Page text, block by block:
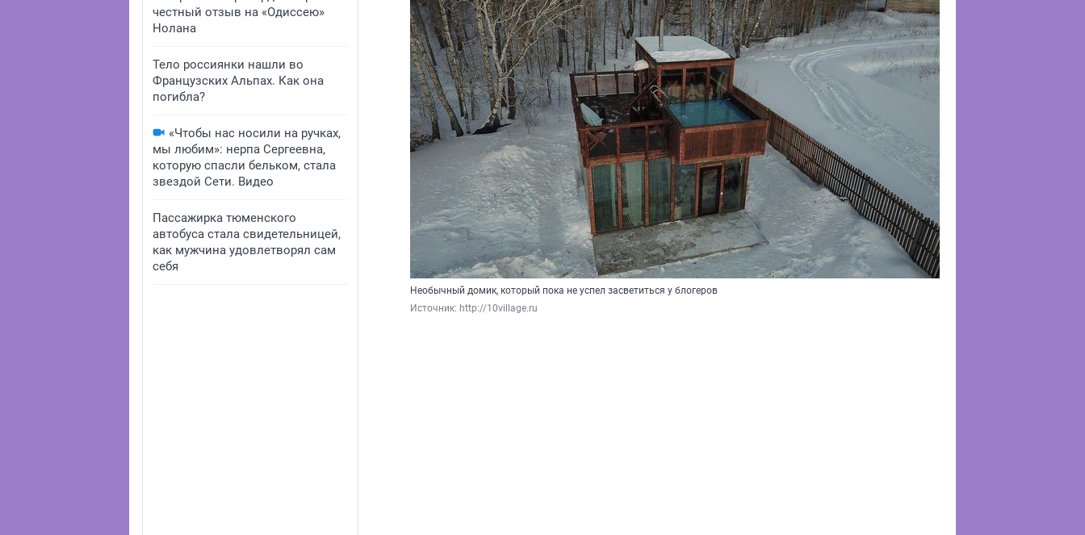
честный отзыв на «Одиссею»
Нолана
Тело россиянки нашли во
Французских Альпах. Как она
погибла?
«Чтобы нас носили на ручках,
мы любим»: нерпа Сергеевна,
которую спасли бельком, стала
звездой Сети. Видео
Пассажирка тюменского
автобуса стала свидетельницей,
как мужчина удовлетворял сам
себя
Необычный домик, который пока не успел засветиться у блогеров
Источник: http://10village.ru